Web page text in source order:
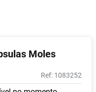
Moles
: 1083252